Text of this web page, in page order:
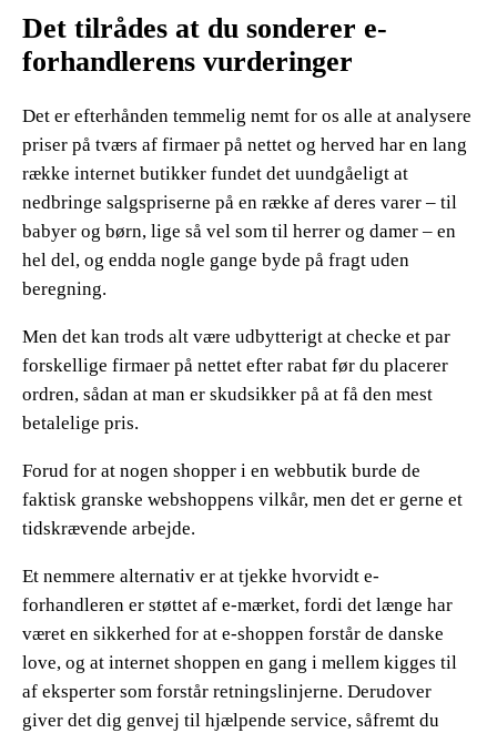
Det tilrådes at du sonderer e-
forhandlerens vurderinger
Det er efterhånden temmelig nemt for os alle at analysere
priser på tværs af firmaer på nettet og herved har en lang
række internet butikker fundet det uundgåeligt at
nedbringe salgspriserne på en række af deres varer – til
babyer og børn, lige så vel som til herrer og damer – en
hel del, og endda nogle gange byde på fragt uden
beregning.
Men det kan trods alt være udbytterigt at checke et par
forskellige firmaer på nettet efter rabat før du placerer
ordren, sådan at man er skudsikker på at få den mest
betalelige pris.
Forud for at nogen shopper i en webbutik burde de
faktisk granske webshoppens vilkår, men det er gerne et
tidskrævende arbejde.
Et nemmere alternativ er at tjekke hvorvidt e-
forhandleren er støttet af e-mærket, fordi det længe har
været en sikkerhed for at e-shoppen forstår de danske
love, og at internet shoppen en gang i mellem kigges til
af eksperter som forstår retningslinjerne. Derudover
giver det dig genvej til hjælpende service, såfremt du